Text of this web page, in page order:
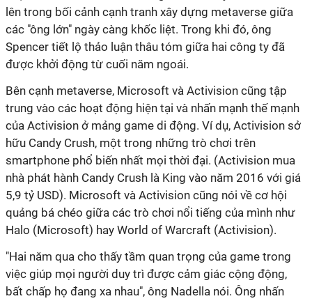
lên trong bối cảnh cạnh tranh xây dựng metaverse giữa
các "ông lớn" ngày càng khốc liệt. Trong khi đó, ông
Spencer tiết lộ thảo luận thâu tóm giữa hai công ty đã
được khởi động từ cuối năm ngoái.
Bên cạnh metaverse, Microsoft và Activision cũng tập
trung vào các hoạt động hiện tại và nhấn mạnh thế mạnh
của Activision ở mảng game di động. Ví dụ, Activision sở
hữu Candy Crush, một trong những trò chơi trên
smartphone phổ biến nhất mọi thời đại. (Activision mua
nhà phát hành Candy Crush là King vào năm 2016 với giá
5,9 tỷ USD). Microsoft và Activision cũng nói về cơ hội
quảng bá chéo giữa các trò chơi nổi tiếng của mình như
Halo (Microsoft) hay World of Warcraft (Activision).
"Hai năm qua cho thấy tầm quan trọng của game trong
việc giúp mọi người duy trì được cảm giác cộng động,
bất chấp họ đang xa nhau", ông Nadella nói. Ông nhấn